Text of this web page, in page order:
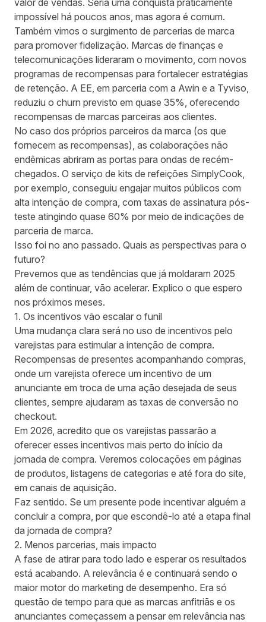
valor de vendas. Seria uma conquista praticamente
impossível há poucos anos, mas agora é comum.
Também vimos o surgimento de parcerias de marca
para promover fidelização. Marcas de finanças e
telecomunicações lideraram o movimento, com novos
programas de recompensas para fortalecer estratégias
de retenção. A EE, em parceria com a Awin e a Tyviso,
reduziu o churn previsto em quase 35%, oferecendo
recompensas de marcas parceiras aos clientes.
No caso dos próprios parceiros da marca (os que
fornecem as recompensas), as colaborações não
endêmicas abriram as portas para ondas de recém-
chegados. O serviço de kits de refeições SimplyCook,
por exemplo, conseguiu engajar muitos públicos com
alta intenção de compra, com taxas de assinatura pós-
teste atingindo quase 60% por meio de indicações de
parceria de marca.
Isso foi no ano passado. Quais as perspectivas para o
futuro?
Prevemos que as tendências que já moldaram 2025
além de continuar, vão acelerar. Explico o que espero
nos próximos meses.
1. Os incentivos vão escalar o funil
Uma mudança clara será no uso de incentivos pelo
varejistas para estimular a intenção de compra.
Recompensas de presentes acompanhando compras,
onde um varejista oferece um incentivo de um
anunciante em troca de uma ação desejada de seus
clientes, sempre ajudaram as taxas de conversão no
checkout.
Em 2026, acredito que os varejistas passarão a
oferecer esses incentivos mais perto do início da
jornada de compra. Veremos colocações em páginas
de produtos, listagens de categorias e até fora do site,
em canais de aquisição.
Faz sentido. Se um presente pode incentivar alguém a
concluir a compra, por que escondê-lo até a etapa final
da jornada de compra?
2. Menos parcerias, mais impacto
A fase de atirar para todo lado e esperar os resultados
está acabando. A relevância é e continuará sendo o
maior motor do marketing de desempenho. Era só
questão de tempo para que as marcas anfitriãs e os
anunciantes começassem a pensar em relevância nas